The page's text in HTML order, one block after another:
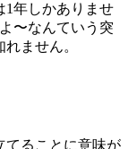
1年しかありませ
〜なんていう突
ません。
てることに意味が